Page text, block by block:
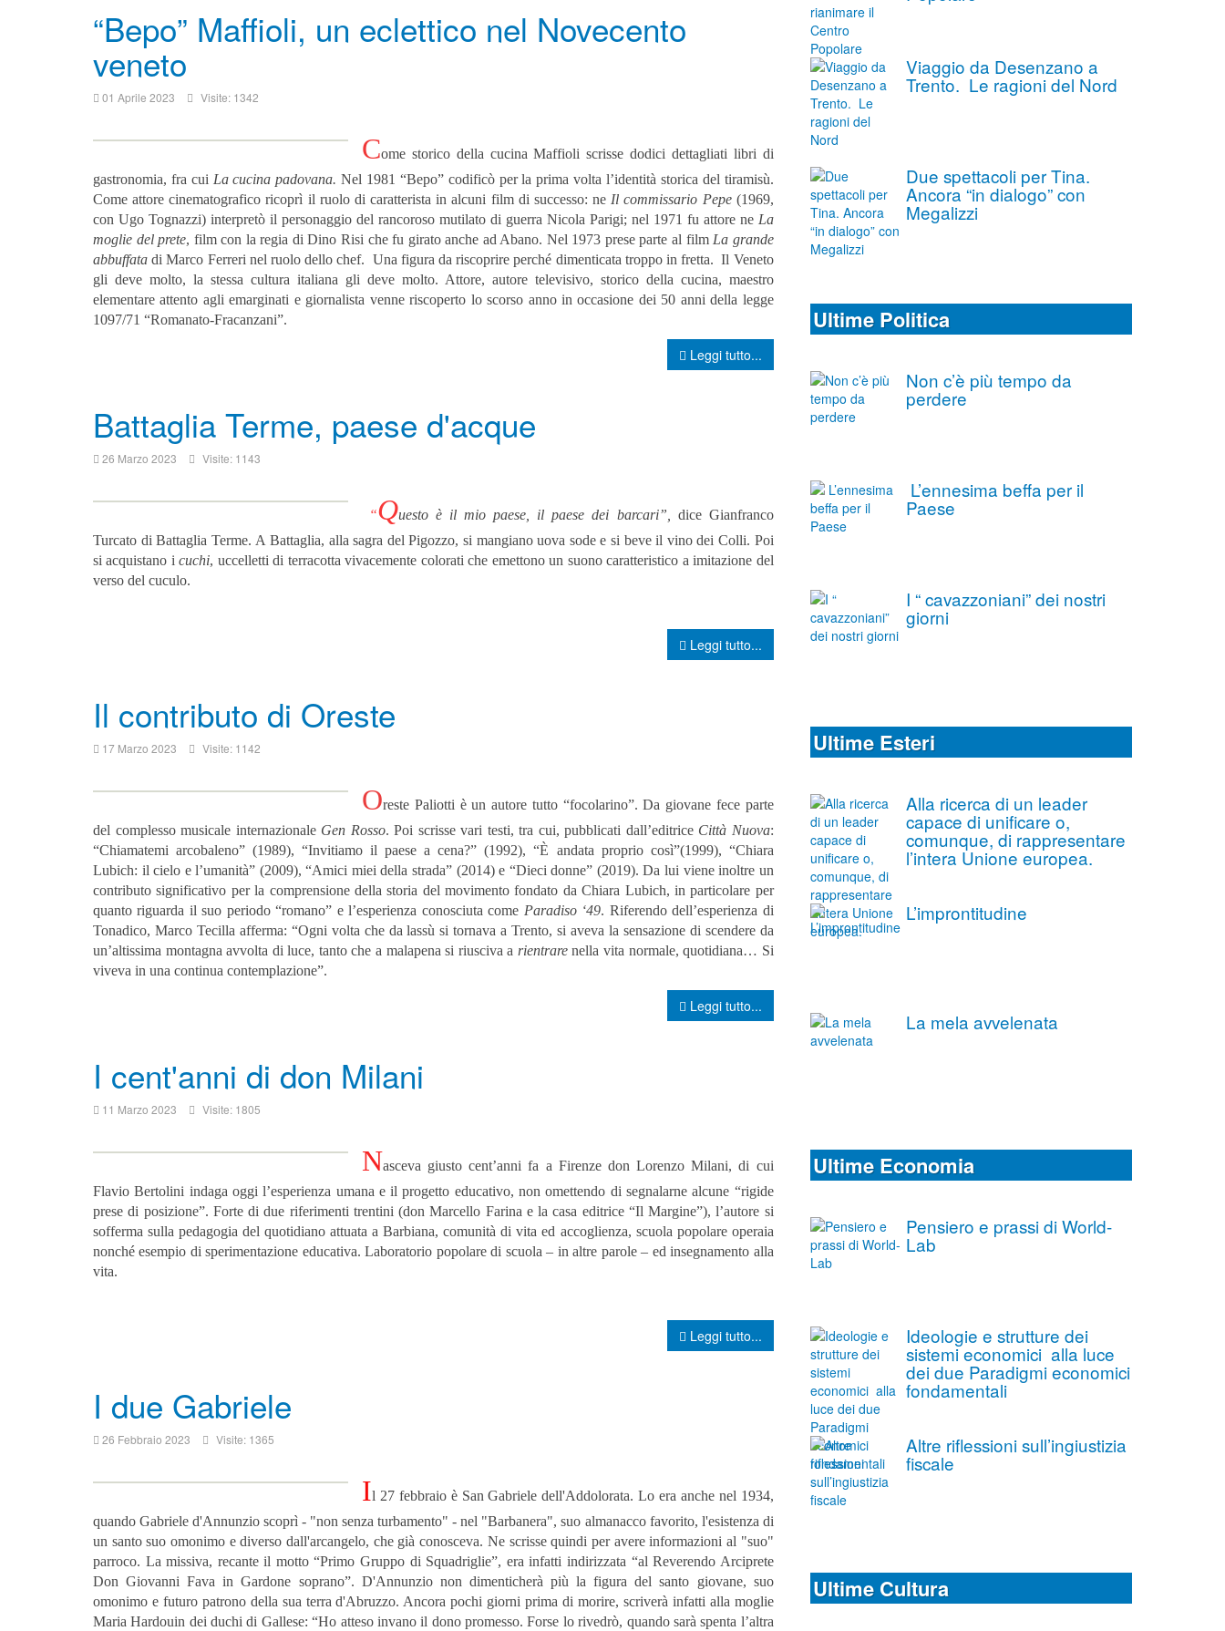
“Bepo” Maffioli, un eclettico nel Novecento
veneto
01 Aprile 2023 Visite: 1342
Come storico della cucina Maffioli scrisse dodici dettagliati libri di
gastronomia, fra cui La cucina padovana.Nel 1981 “Bepo” codificò per la prima volta l’identità storica del tiramisù.
Come attore cinematografico ricoprì il ruolo di caratterista in alcuni film di successo: ne Il commissario Pepe(1969,
con Ugo Tognazzi) interpretò il personaggio del rancoroso mutilato di guerra Nicola Parigi; nel 1971 fu attore ne La
moglie del prete, film con la regia di Dino Risi che fu girato anche ad Abano. Nel 1973 prese parte al film La grande
abbuffata di Marco Ferreri nel ruolo dello chef. Una figura da riscoprire perché dimenticata troppo in fretta. Il Veneto
gli deve molto, la stessa cultura italiana gli deve molto. Attore, autore televisivo, storico della cucina, maestro
elementare attento agli emarginati e giornalista venne riscoperto lo scorso anno in occasione dei 50 anni della legge
1097/71 “Romanato-Fracanzani”.
Leggi tutto...
Battaglia Terme, paese d'acque
26 Marzo 2023 Visite: 1143
“Questo è il mio paese, il paese dei barcari”, dice Gianfranco
Turcato di Battaglia Terme. A Battaglia, alla sagra del Pigozzo, si mangiano uova sode e si beve il vino dei Colli. Poi
si acquistano icuchi, uccelletti di terracotta vivacemente colorati che emettono un suono caratteristico a imitazione del
verso del cuculo.
Leggi tutto...
Il contributo di Oreste
17 Marzo 2023 Visite: 1142
Oreste Paliotti è un autore tutto “focolarino”. Da giovane fece parte
del complesso musicale internazionale Gen Rosso. Poi scrisse vari testi, tra cui, pubblicati dall’editrice Città Nuova:
“Chiamatemi arcobaleno” (1989), “Invitiamo il paese a cena?” (1992), “È andata proprio così”(1999), “Chiara
Lubich: il cielo e l’umanità” (2009), “Amici miei della strada” (2014) e “Dieci donne” (2019). Da lui viene inoltre un
contributo significativo per la comprensione della storia del movimento fondato da Chiara Lubich, in particolare per
quanto riguarda il suo periodo “romano” e l’esperienza conosciuta come Paradiso ‘49. Riferendo dell’esperienza di
Tonadico, Marco Tecilla afferma: “Ogni volta che da lassù si tornava a Trento, si aveva la sensazione di scendere da
un’altissima montagna avvolta di luce, tanto che a malapena si riusciva a rientrarenella vita normale, quotidiana… Si
viveva in una continua contemplazione”.
Leggi tutto...
I cent'anni di don Milani
11 Marzo 2023 Visite: 1805
Nasceva giusto cent’anni fa a Firenze don Lorenzo Milani, di cui
Flavio Bertolini indaga oggi l’esperienza umana e il progetto educativo, non omettendo di segnalarne alcune “rigide
prese di posizione”. Forte di due riferimenti trentini (don Marcello Farina e la casa editrice “Il Margine”), l’autore si
sofferma sulla pedagogia del quotidiano attuata a Barbiana, comunità di vita ed accoglienza, scuola popolare operaia
nonché esempio di sperimentazione educativa. Laboratorio popolare di scuola – in altre parole – ed insegnamento alla
vita.
Leggi tutto...
I due Gabriele
26 Febbraio 2023 Visite: 1365
Il 27 febbraio è San Gabriele dell'Addolorata.Lo era anche nel 1934,
quando Gabriele d'Annunzio scoprì - "non senza turbamento" - nel "Barbanera", suo almanacco favorito, l'esistenza di
un santo suo omonimo e diverso dall'arcangelo, che già conosceva. Ne scrisse quindi per avere informazioni al "suo"
parroco. La missiva, recante il motto “Primo Gruppo di Squadriglie”, era infatti indirizzata “al Reverendo Arciprete
Don Giovanni Fava in Gardone soprano”. D'Annunzio non dimenticherà più la figura del santo giovane, suo
omonimo e futuro patrono della sua terra d'Abruzzo. Ancora pochi giorni prima di morire, scriverà infatti alla moglie
Maria Hardouin dei duchi di Gallese: “Ho atteso invano il dono promesso. Forse lo rivedrò, quando sarà spenta l’altra
Viaggio da Desenzano a
Trento. Le ragioni del Nord
Due spettacoli per Tina.
Ancora “in dialogo” con
Megalizzi
Ultime Politica
Non c’è più tempo da
perdere
L’ennesima beffa per il
Paese
I “ cavazzoniani” dei nostri
giorni
Ultime Esteri
Alla ricerca di un leader
capace di unificare o,
comunque, di rappresentare
l’intera Unione europea.
L’improntitudine
La mela avvelenata
Ultime Economia
Pensiero e prassi di World-
Lab
Ideologie e strutture dei
sistemi economici alla luce
dei due Paradigmi economici
fondamentali
Altre riflessioni sull’ingiustizia
fiscale
Ultime Cultura